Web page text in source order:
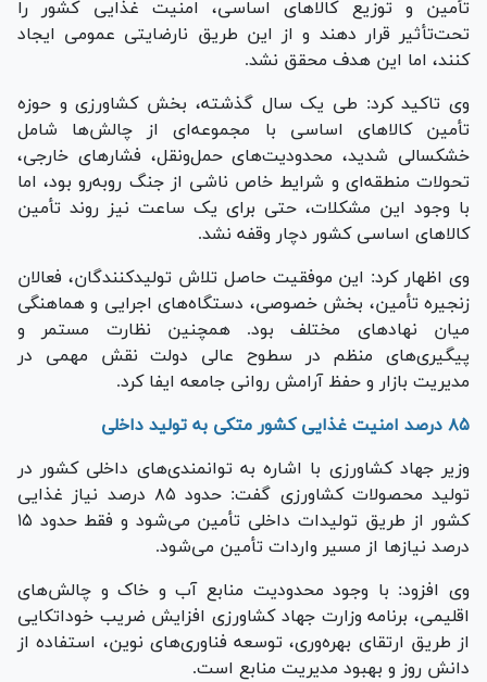
تأمین و توزیع کالا‌های اساسی، امنیت غذایی کشور را
تحت‌تأثیر قرار دهند و از این طریق نارضایتی عمومی ایجاد
کنند، اما این هدف محقق نشد.
وی تاکید کرد: طی یک سال گذشته، بخش کشاورزی و حوزه
تأمین کالا‌های اساسی با مجموعه‌ای از چالش‌ها شامل
خشکسالی شدید، محدودیت‌های حمل‌ونقل، فشار‌های خارجی،
تحولات منطقه‌ای و شرایط خاص ناشی از جنگ روبه‌رو بود، اما
با وجود این مشکلات، حتی برای یک ساعت نیز روند تأمین
کالا‌های اساسی کشور دچار وقفه نشد.
وی اظهار کرد: این موفقیت حاصل تلاش تولیدکنندگان، فعالان
زنجیره تأمین، بخش خصوصی، دستگاه‌های اجرایی و هماهنگی
میان نهاد‌های مختلف بود. همچنین نظارت مستمر و
پیگیری‌های منظم در سطوح عالی دولت نقش مهمی در
مدیریت بازار و حفظ آرامش روانی جامعه ایفا کرد.
۸۵ درصد امنیت غذایی کشور متکی به تولید داخلی
وزیر جهاد کشاورزی با اشاره به توانمندی‌های داخلی کشور در
تولید محصولات کشاورزی گفت: حدود ۸۵ درصد نیاز غذایی
کشور از طریق تولیدات داخلی تأمین می‌شود و فقط حدود ۱۵
درصد نیاز‌ها از مسیر واردات تأمین می‌شود.
وی افزود: با وجود محدودیت منابع آب و خاک و چالش‌های
اقلیمی، برنامه وزارت جهاد کشاورزی افزایش ضریب خوداتکایی
از طریق ارتقای بهره‌وری، توسعه فناوری‌های نوین، استفاده از
دانش روز و بهبود مدیریت منابع است.